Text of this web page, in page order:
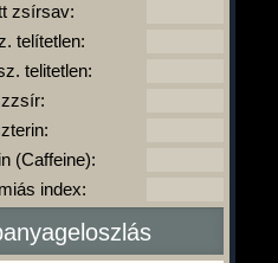
zsírsav:
telítetlen:
telitetlen:
(Caffeine):
index: